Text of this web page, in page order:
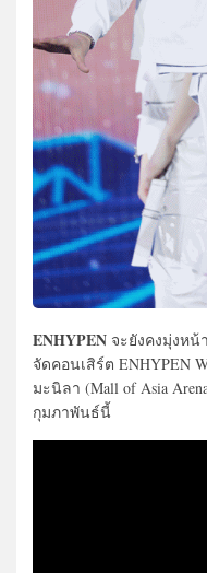
ENHYPEN จะยังคงมุ่งหน้
จัดคอนเสิร์ต ENHYPEN
มะนิลา (Mall of Asia
กุมภาพันธ์นี้